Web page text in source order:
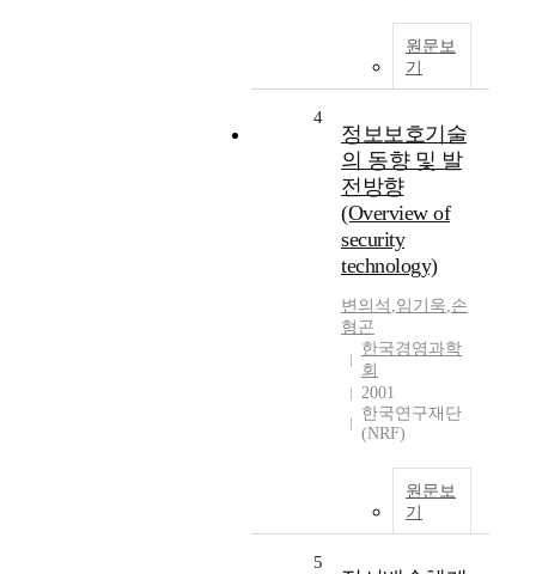
원문보
기
4
정보보호기술
의 동향 및 발
전방향
(Overview of
security
technology)
변의석 ,임기욱,손
형곤
한국경영과학
회
2001
한국연구재단
(NRF)
원문보
기
5